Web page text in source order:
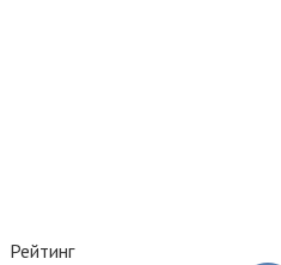
Рейтинг